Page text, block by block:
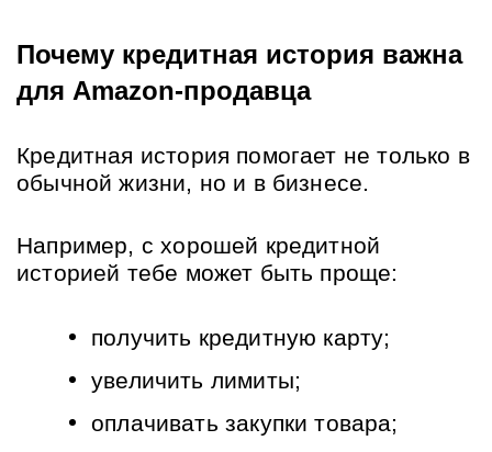
Почему кредитная история важна
для Amazon-продавца
Кредитная история помогает не только в
обычной жизни, но и в бизнесе.
Например, с хорошей кредитной
историей тебе может быть проще:
получить кредитную карту;
увеличить лимиты;
оплачивать закупки товара;